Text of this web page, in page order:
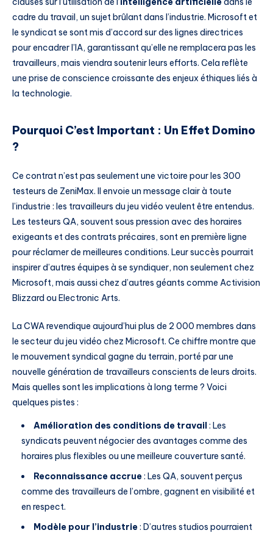
cadre du travail, un sujet brûlant dans l’industrie. Microsoft et
le syndicat se sont mis d’accord sur des lignes directrices
pour encadrer l’IA, garantissant qu’elle ne remplacera pas les
travailleurs, mais viendra soutenir leurs efforts. Cela reflète
une prise de conscience croissante des enjeux éthiques liés à
la technologie.
Pourquoi C’est Important : Un Effet Domino
?
Ce contrat n’est pas seulement une victoire pour les 300
testeurs de ZeniMax. Il envoie un message clair à toute
l’industrie : les travailleurs du jeu vidéo veulent être entendus.
Les testeurs QA, souvent sous pression avec des horaires
exigeants et des contrats précaires, sont en première ligne
pour réclamer de meilleures conditions. Leur succès pourrait
inspirer d’autres équipes à se syndiquer, non seulement chez
Microsoft, mais aussi chez d’autres géants comme Activision
Blizzard ou Electronic Arts.
La CWA revendique aujourd’hui plus de 2 000 membres dans
le secteur du jeu vidéo chez Microsoft. Ce chiffre montre que
le mouvement syndical gagne du terrain, porté par une
nouvelle génération de travailleurs conscients de leurs droits.
Mais quelles sont les implications à long terme ? Voici
quelques pistes :
Amélioration des conditions de travail: Les
syndicats peuvent négocier des avantages comme des
horaires plus flexibles ou une meilleure couverture santé.
Reconnaissance accrue: Les QA, souvent perçus
comme des travailleurs de l’ombre, gagnent en visibilité et
en respect.
Modèle pour l’industrie: D’autres studios pourraient